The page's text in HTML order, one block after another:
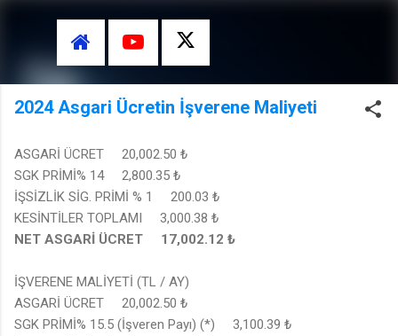
Ana içeriğe atla
2024 Asgari Ücretin İşverene Maliyeti
ASGARİ ÜCRET 20,002.50 ₺
SGK PRİMİ% 14 2,800.35 ₺
İŞSİZLİK SİG. PRİMİ % 1 200.03 ₺
KESİNTİLER TOPLAMI 3,000.38 ₺
NET ASGARİ ÜCRET 17,002.12 ₺
İŞVERENE MALİYETİ (TL / AY)
ASGARİ ÜCRET 20,002.50 ₺
SGK PRİMİ% 15.5 (İşveren Payı) (*) 3,100.39 ₺